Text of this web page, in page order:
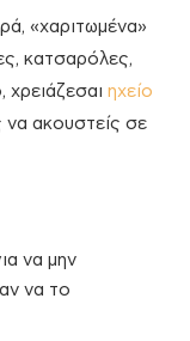
«χαριτωμένα»
κατσαρόλες,
χρειάζεσαι ηχείο
να ακουστείς σε
να μην
να το